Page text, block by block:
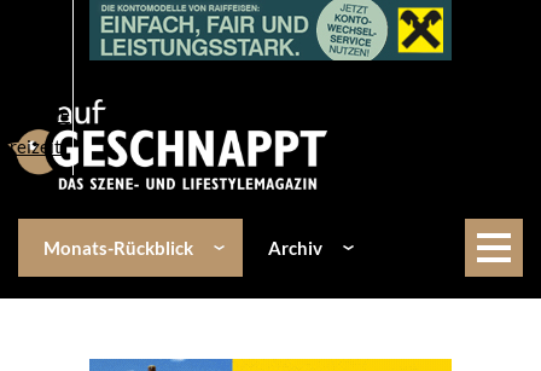
Lifestyle
Freizeit
Monats-Rückblick Archiv